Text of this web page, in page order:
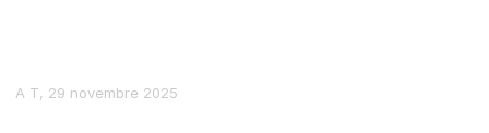
A T 29 novembre 2025